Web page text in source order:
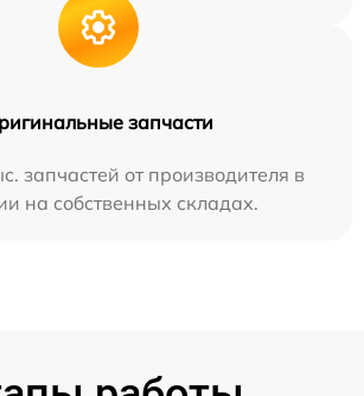
запчасти
запчастей от производителя в
на собственных складах.